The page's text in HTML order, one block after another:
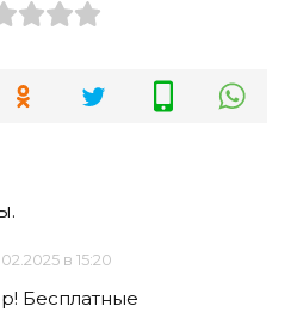
в 15:20
Бесплатные